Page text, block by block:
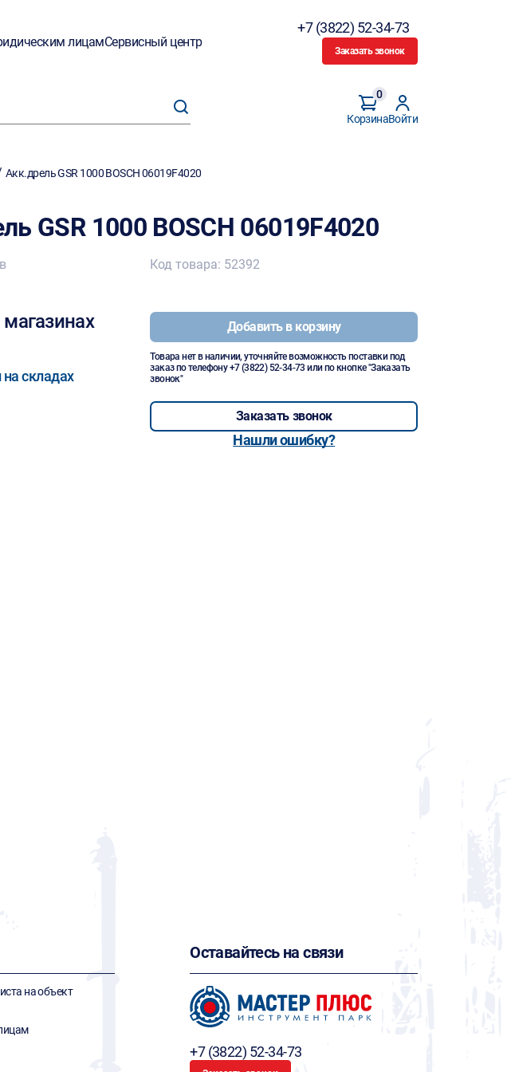
лицамСервисный центр
+7 (3822) 52-34-73
Заказать звонок
Корзина
0
Войти
Акк.дрель GSR 1000 BOSCH 06019F4020
GSR 1000 BOSCH 06019F4020
складах
Код товара: 52392
Добавить в корзину
Товара нет в наличии, уточняйте возможность поставки под
заказ по телефону+7 (3822) 52-34-73 или по кнопке "Заказать
звонок"
Заказать звонок
Нашли ошибку?
на объект
Оставайтесь на связи
+7 (3822) 52-34-73